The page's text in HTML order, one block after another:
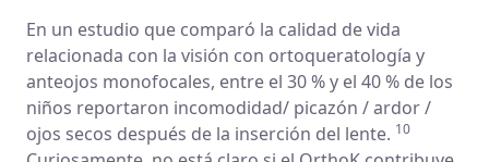
En un estudio que comparó la calidad de vida
relacionada con la visión con ortoqueratología y
anteojos monofocales, entre el 30 % y el 40 % de los
niños reportaron incomodidad/ picazón / ardor /
ojos secos después de la inserción del lente. 10